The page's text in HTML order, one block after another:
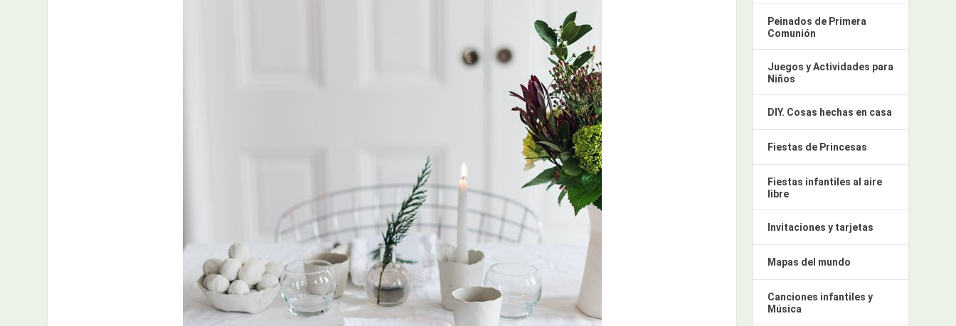
Peinados de Primera
Comunión
Juegos y Actividades para
Niños
DIY. Cosas hechas en casa
Fiestas de Princesas
Fiestas infantiles al aire
libre
Invitaciones y tarjetas
Mapas del mundo
Canciones infantiles y
Música